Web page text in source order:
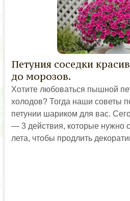
Петуния соседки
до морозов.
Хотите любоваться пышной
холодов? Тогда наши советы
петунии шариком для вас.
— 3 действия, которые нужно
лета, чтобы продлить